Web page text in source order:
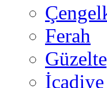
Ferah
İcadiye